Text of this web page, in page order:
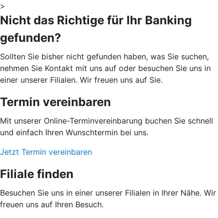
>
Nicht das Richtige für Ihr Banking
gefunden?
Sollten Sie bisher nicht gefunden haben, was Sie suchen,
nehmen Sie Kontakt mit uns auf oder besuchen Sie uns in
einer unserer Filialen. Wir freuen uns auf Sie.
Termin vereinbaren
Mit unserer Online-Terminvereinbarung buchen Sie schnell
und einfach Ihren Wunschtermin bei uns.
Jetzt Termin vereinbaren
Filiale finden
Besuchen Sie uns in einer unserer Filialen in Ihrer Nähe. Wir
freuen uns auf Ihren Besuch.